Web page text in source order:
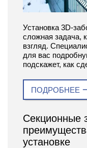
Установка 3D-
сложная задача,
взгляд.
для вас
подскажет, как
ПОДРОБНЕЕ
Секционные
установке